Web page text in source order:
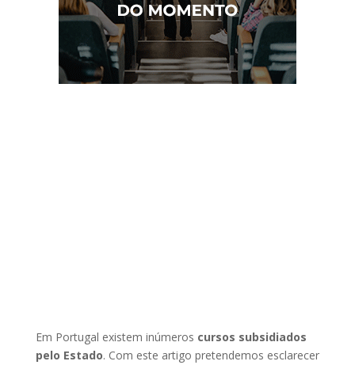
Em Portugal existem inúmeros cursos subsidiados
pelo Estado. Com este artigo pretendemos esclarecer